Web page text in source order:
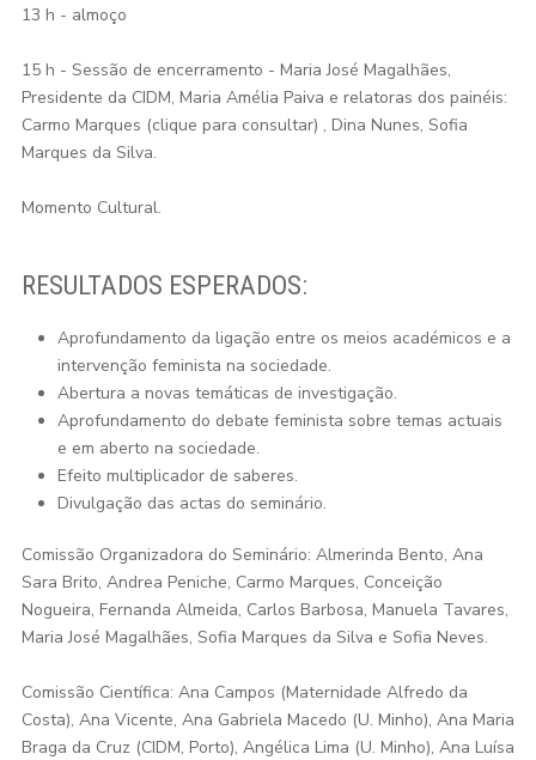
13 h - almoço
15 h - Sessão de encerramento - Maria José Magalhães,
Presidente da CIDM, Maria Amélia Paiva e relatoras dos painéis:
Carmo Marques (clique para consultar) , Dina Nunes, Sofia
Marques da Silva.
Momento Cultural.
RESULTADOS ESPERADOS:
Aprofundamento da ligação entre os meios académicos e a
intervenção feminista na sociedade.
Abertura a novas temáticas de investigação.
Aprofundamento do debate feminista sobre temas actuais
e em aberto na sociedade.
Efeito multiplicador de saberes.
Divulgação das actas do seminário.
Comissão Organizadora do Seminário: Almerinda Bento, Ana
Sara Brito, Andrea Peniche, Carmo Marques, Conceição
Nogueira, Fernanda Almeida, Carlos Barbosa, Manuela Tavares,
Maria José Magalhães, Sofia Marques da Silva e Sofia Neves.
Comissão Científica: Ana Campos (Maternidade Alfredo da
Costa), Ana Vicente, Ana Gabriela Macedo (U. Minho), Ana Maria
Braga da Cruz (CIDM, Porto), Angélica Lima (U. Minho), Ana Luísa